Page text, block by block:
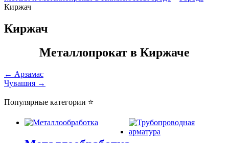
Киржач
Киржач
Металлопрокат в Киржаче
Навигация
по
записям
← Арзамас
Чувашия →
Популярные категории ⭐